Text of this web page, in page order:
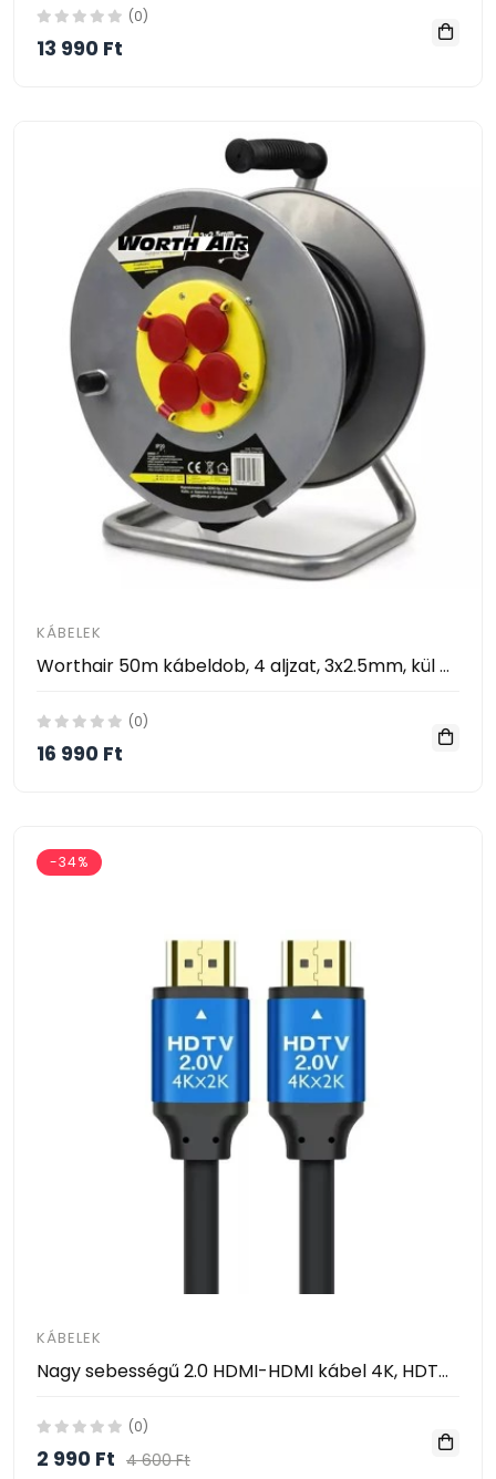
(0)
13 990 Ft
KÁBELEK
Worthair 50m kábeldob, 4 aljzat, 3x2.5mm, kül és beltéri
(0)
16 990 Ft
-34%
KÁBELEK
Nagy sebességű 2.0 HDMI-HDMI kábel 4K, HDTV, 3D, UHD - 5 méter
(0)
2 990 Ft 4 600 Ft